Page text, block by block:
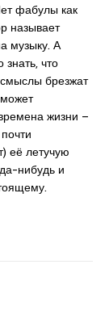
фабулы как
называет
музыку. А
что
брезжат
жизни –
её летучую
нибудь и